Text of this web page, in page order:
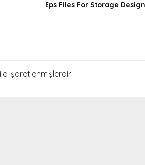
Eps Files For Storage Design
ile işaretlenmişlerdir